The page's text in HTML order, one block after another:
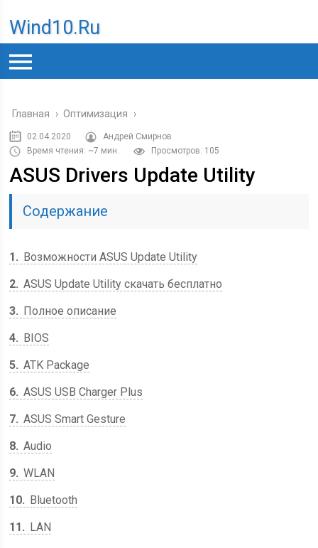
Wind10.ru
Главная › Оптимизация ›
02.04.2020
Андрей Смирнов
Время чтения: ~7 мин.
Просмотров: 105
ASUS Drivers Update Utility
Содержание
1
Возможности ASUS Update Utility
2 ASUS Update Utility скачать бесплатно
3
Полное описание
4
BIOS
5 ATK Package
6 ASUS USB Charger Plus
7 ASUS Smart Gesture
8 Audio
9 WLAN
10
Bluetooth
11
LAN